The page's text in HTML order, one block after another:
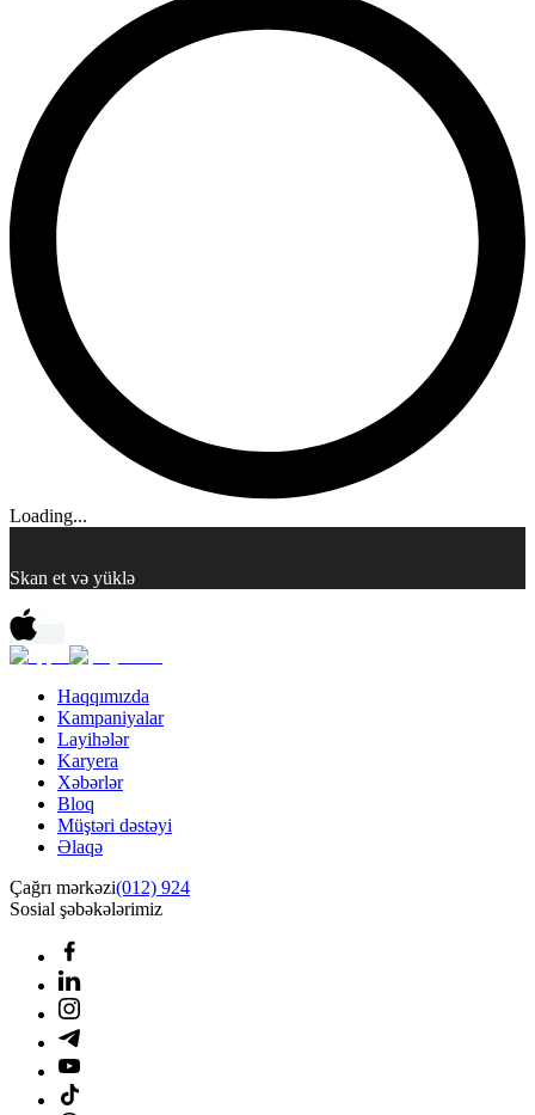
Loading...
Skan et və yüklə
Haqqımızda
Kampaniyalar
Layihələr
Karyera
Xəbərlər
Bloq
Müştəri dəstəyi
Əlaqə
Çağrı mərkəzi(012) 924
Sosial şəbəkələrimiz